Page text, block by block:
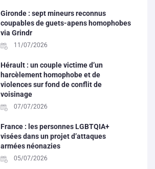
Gironde : sept mineurs reconnus
coupables de guets-apens homophobes
via Grindr
11/07/2026
Hérault : un couple victime d’un
harcèlement homophobe et de
violences sur fond de conflit de
voisinage
07/07/2026
France : les personnes LGBTQIA+
visées dans un projet d’attaques
armées néonazies
05/07/2026